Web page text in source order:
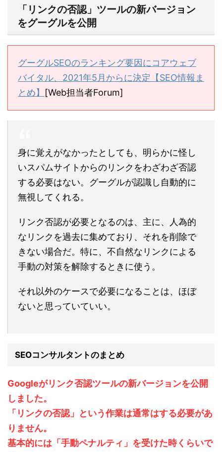
「リンクの否認」ツールの新バージョン
をグーグルを公開
グーグルSEOのランキング要因にコアウェブ
バイタル、2021年5月からに決定【SEO情報ま
とめ】 [Web担当者Forum]
身に覚えがなかったとしても、明らかに怪し
いスパムサイトからのリンクをわざわざ否認
する必要はない。グーグルが認識し自動的に
無視してくれる。
リンク否認が必要となるのは、主に、人為的
なリンクを過去に集めており、それを削除で
きない場合だ。特に、不自然なリンクによる
手動の対策を解除するときに使う。
それ以外のケースで必要になることは、ほぼ
ないと思っていていい。
SEOコンサルタントのまとめ
Googleがリンク否認ツールの新バージョンを公開
しました。
「リンクの否認」という作業は通常はする必要があ
りません。
基本的には「手動ペナルティ」を受けた時くらいで